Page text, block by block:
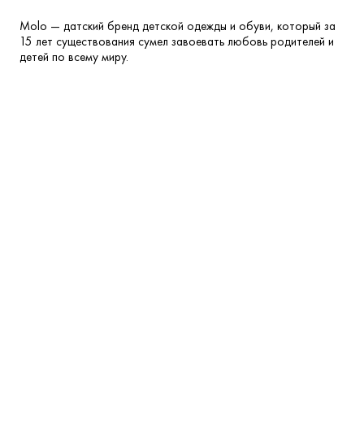
Molo — датский бренд детской одежды и обуви, который за
15 лет существования сумел завоевать любовь родителей и
детей по всему миру.